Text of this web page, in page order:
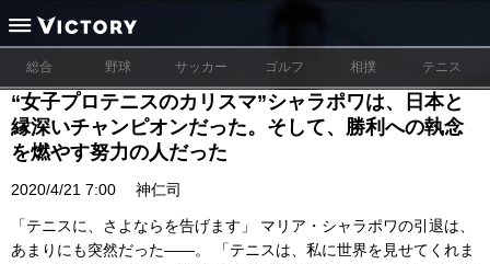
総合 野球 サッカー ゴルフ 相撲 テニス
“女子プロテニスのカリスマ”シャラポワは、日本と
縁深いチャンピオンだった。そして、勝利への執念
を燃やす努力の人だった
2020/4/21 7:00 神仁司
「テニスに、さよならを告げます」 マリア・シャラポワの引退は、
あまりにも突然だった――。 「テニスは、私に世界を見せてくれま